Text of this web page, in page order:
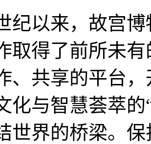
以来，故宫博
取得了前所未
、共享的平台
化与智慧荟萃
世界的桥梁。